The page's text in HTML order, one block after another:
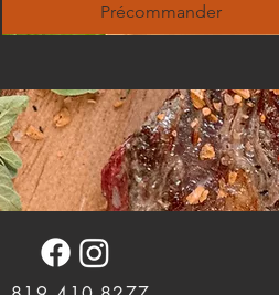
Précommander